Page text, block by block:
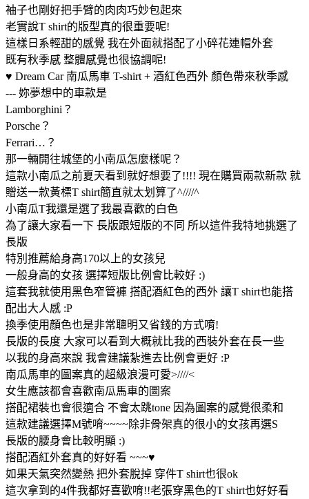
袖子也剛好把手臂的肉肉巧妙包起來
老實說T shirt的版型真的很重要呢!
這樣日系輕甜的感覺 我在外面就搭配了小碎花連帽外套
既有秋季感 整體感覺也很協調呢!
♥ Dream Car 南瓜馬車 T-shirt + 酒紅色西外 顏色帶來秋季感
--- 妳夢想中的車款是
Lamborghini？
Porsche？
Ferrari…？
那一輛開往城堡的小南瓜怎麼樣呢？
這款小南瓜之前夏天看到就好想要了!!!! 現在購買兩款新款 就
贈送一款黃標T shirt簡直就太划算了^////^
小南瓜T我還是選了我最喜歡的白色
為了讓大家看一下 長版跟短版的不同 所以這件我特地挑選了
長版
特別推薦給身高170以上的女孩兒
一般身高的女孩 選擇短版比例會比較好 :)
這套我就使用黑色窄管褲 搭配酒紅色的西外 讓T shirt也能搭
配出大人感 :P
換季使用顏色也是非常聰明又省錢的方式唷!
長版的長度 大家可以看到大概就比我的西裝外套在長一些
以我的身高來說 我會建議紮進去比例會更好 :P
南瓜馬車的圖案真的超級浪漫可愛>////<
女生應該都會喜歡南瓜馬車的圖案
搭配裙裝也會很適合 不會太跳tone 因為圖案的感覺很柔和
這款建議選擇M號唷~~~~除非骨架真的很小的女孩再選S
長版的腰身會比較明顯 :)
搭配酒紅外套真的好好看 ~~~♥
如果天氣突然變熱 把外套脫掉 穿件T shirt也很ok
這次拿到的4件我都好喜歡唷!!老張穿黑色的T shirt也好好看